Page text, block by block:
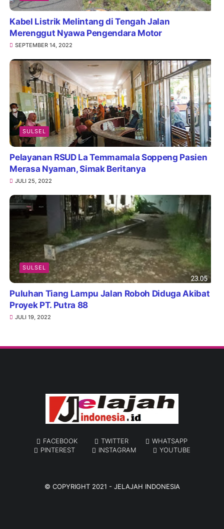
Kabel Listrik Melintang di Tengah Jalan
Merenggut Nyawa Pengendara Motor
SEPTEMBER 14, 2022
SULSEL
Pelayanan RSUD La Temmamala Soppeng Pasien
Merasa Nyaman, Simak Beritanya
JULI 25, 2022
SULSEL
Puluhan Tiang Lampu Jalan Roboh Diduga Akibat
Proyek PT. Putra 88
JULI 19, 2022
FACEBOOK TWITTER
WHATSAPP
PINTEREST
INSTAGRAM YOUTUBE
© COPYRIGHT 2021 - JELAJAH INDONESIA